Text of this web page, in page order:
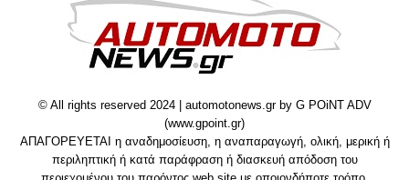
© All rights reserved 2024 | automotonews.gr by G POiNT ADV
(www.gpoint.gr)
ΑΠΑΓΟΡΕΥΕΤΑΙ η αναδημοσίευση, η αναπαραγωγή, ολική, μερική ή
περιληπτική ή κατά παράφραση ή διασκευή απόδοση του